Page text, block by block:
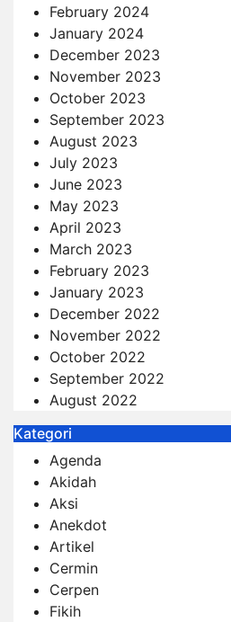
February 2024
January 2024
December 2023
November 2023
October 2023
September 2023
August 2023
July 2023
June 2023
May 2023
April 2023
March 2023
February 2023
January 2023
December 2022
November 2022
October 2022
September 2022
August 2022
Kategori
Agenda
Akidah
Aksi
Anekdot
Artikel
Cermin
Cerpen
Fikih